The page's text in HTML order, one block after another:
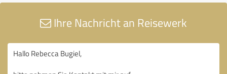
Ihre Nachricht an Reisewerk